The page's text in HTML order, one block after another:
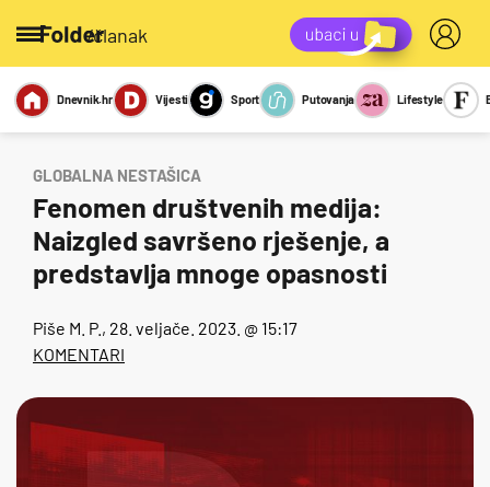
/članak
Miks Kviz
Report
Sexy
Dnevnik.hr Vijesti Sport Putovanja Lifestyle
GLOBALNA NESTAŠICA
Fenomen društvenih medija:
Naizgled savršeno rješenje, a
predstavlja mnoge opasnosti
Piše M. P. , 28. veljače. 2023. @ 15:17
KOMENTARI